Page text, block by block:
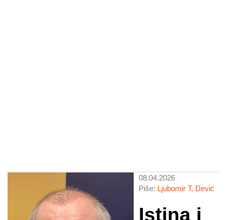
08.04.2026
Piše: Ljubomir T. Dević
Istina i